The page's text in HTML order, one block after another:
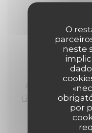
O
neste
por
Comptoir
Au 44 de la
Lille, on
d’antan avec
apparentes le